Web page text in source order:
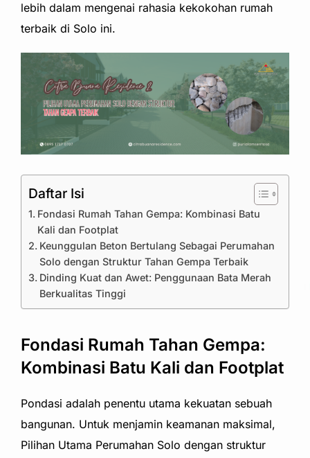
lebih dalam mengenai rahasia kekokohan rumah
terbaik di Solo ini.
Daftar Isi
Fondasi Rumah Tahan Gempa: Kombinasi Batu
Kali dan Footplat
Keunggulan Beton Bertulang Sebagai Perumahan
Solo dengan Struktur Tahan Gempa Terbaik
Dinding Kuat dan Awet: Penggunaan Bata Merah
Berkualitas Tinggi
Fondasi Rumah Tahan Gempa:
Kombinasi Batu Kali dan Footplat
Pondasi adalah penentu utama kekuatan sebuah
bangunan. Untuk menjamin keamanan maksimal,
Pilihan Utama Perumahan Solo dengan struktur